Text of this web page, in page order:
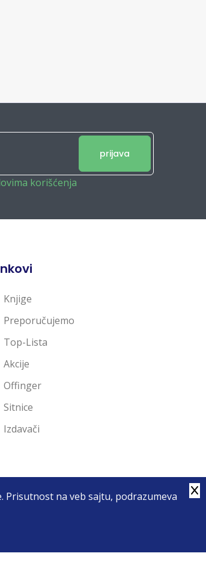
Prisutnost na veb sajtu, podrazumeva
prijava
korišćenja
Knjige
Preporučujemo
Top-Lista
Akcije
Offinger
Sitnice
Izdavači